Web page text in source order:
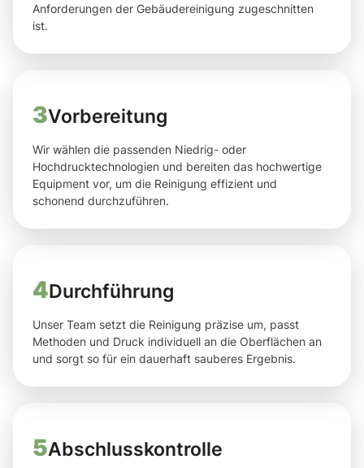
Anforderungen der Gebäudereinigung zugeschnitten
ist.
3Vorbereitung
Wir wählen die passenden Niedrig- oder
Hochdrucktechnologien und bereiten das hochwertige
Equipment vor, um die Reinigung effizient und
schonend durchzuführen.
4Durchführung
Unser Team setzt die Reinigung präzise um, passt
Methoden und Druck individuell an die Oberflächen an
und sorgt so für ein dauerhaft sauberes Ergebnis.
5Abschlusskontrolle